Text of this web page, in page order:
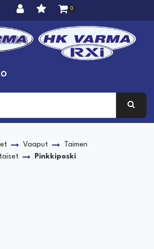
0
Vaaput
Taimen
Pinkkiposki